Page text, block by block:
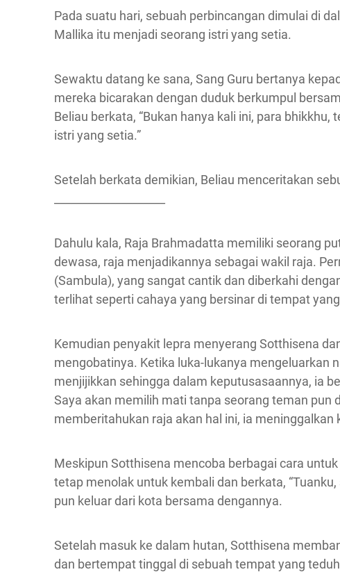
Pada suatu hari, sebuah perbincangan dimulai di
Mallika itu menjadi seorang istri yang setia.
Sewaktu datang ke sana, Sang Guru bertanya
mereka bicarakan dengan duduk berkumpul
Beliau berkata, “Bukan hanya kali ini, para
istri yang setia.”
Setelah berkata demikian, Beliau menceritakan
Dahulu kala, Raja Brahmadatta memiliki seorang
dewasa, raja menjadikannya sebagai wakil raja.
(Sambula), yang sangat cantik dan diberkahi
terlihat seperti cahaya yang bersinar di tempat
Kemudian penyakit lepra menyerang Sotthisena
mengobatinya. Ketika luka-lukanya mengeluarkan
menjijikkan sehingga dalam keputusasaannya, ia
Saya akan memilih mati tanpa seorang teman pun
memberitahukan raja akan hal ini, ia
Meskipun Sotthisena mencoba berbagai cara
tetap menolak untuk kembali dan berkata,
pun keluar dari kota bersama dengannya.
Setelah masuk ke dalam hutan, Sotthisena
dan bertempat tinggal di sebuah tempat yang